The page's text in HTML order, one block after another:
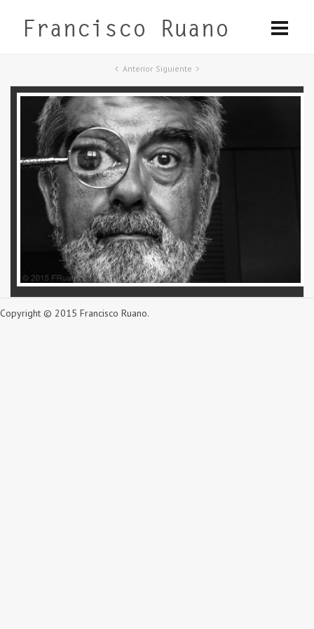
Anterior Siguiente
Copyright © 2015 Francisco Ruano.